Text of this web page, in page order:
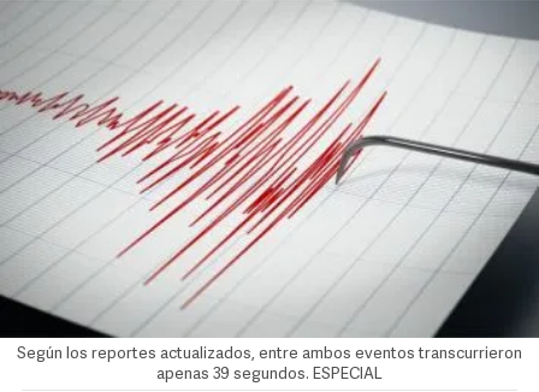
Según los reportes actualizados, entre ambos eventos transcurrieron
apenas 39 segundos. ESPECIAL